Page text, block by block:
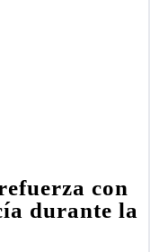
con
durante la